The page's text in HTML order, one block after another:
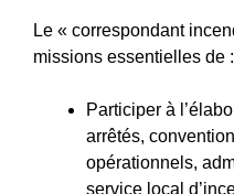
Le « correspondant
missions essentielles de :
Participer à
arrêtés,
opérationnels,
service local